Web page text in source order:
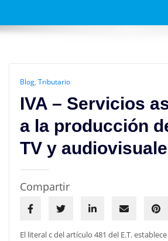
Blog, Tributario
IVA – Servicios
a la producción
TV y
Compartir
El literal c del artículo 481 del E.T.